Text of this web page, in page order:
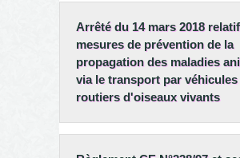
Arrêté du 14 mars 2018
mesures de prévention de la
propagation des maladies
via le transport par véhicules
routiers d'oiseaux vivants